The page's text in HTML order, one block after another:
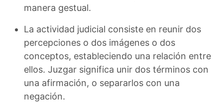
manera gestual.
La actividad judicial consiste en reunir dos
percepciones o dos imágenes o dos
conceptos, estableciendo una relación entre
ellos. Juzgar significa unir dos términos con
una afirmación, o separarlos con una
negación.